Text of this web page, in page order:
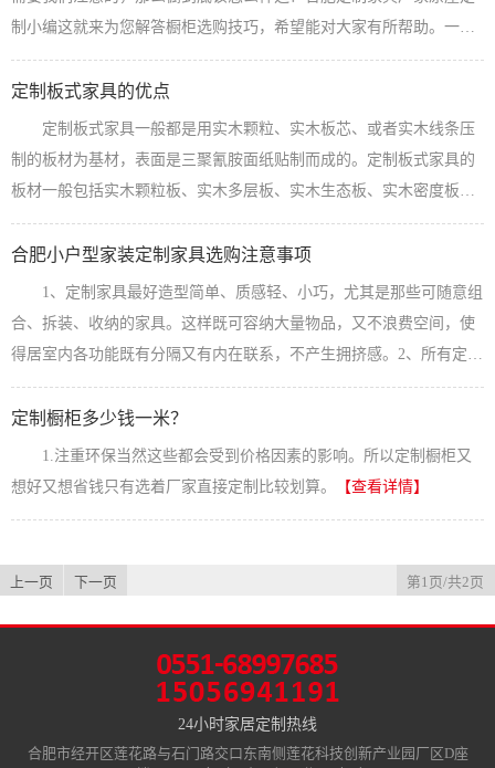
个轨道的内里很容易产生垃圾碎屑，这样...【查看详情】
制小编这就来为您解答橱柜选购技巧，希望能对大家有所帮助。一、
橱柜的结构介绍：橱柜按功能可分为上柜、下柜和台面。其中，上柜
包括柜子、门、铰链和拉手，下柜包括抽屉、五金等。按材料分，橱
柜分为门板、柜体、五金件和台面。门板：门板的选购根据整体家装
风格来定注意事项。美式、新中式、简欧等风格，一统原屋定制建议
使用性价比高的模压板或是高档的实木...
【查看详情】
定制板式家具的优点
定制板式家具一般都是用实木颗粒、实木板芯、或者实木线条压
制的板材为基材，表面是三聚氰胺面纸贴制而成的。定制板式家具的
板材一般包括实木颗粒板、实木多层板、实木生态板、实木密度板，
比起纯实木定制优点具有如下特点：1、可拆卸性较强 定制板式家
具部件的结合通常采用各种金属五金件廉洁，装配和拆卸都十分方
便，加工精度高的定制家具可以多次拆卸安装，方便物流运输。 2、
造型富于变化，外观时尚 因为具有多种贴面，颜色和质地方面的
变化可给人以各种不同的感受。在外... 【查看详情】
合肥小户型家装定制家具选购注意事项
1、定制家具最好造型简单、质感轻、小巧，尤其是那些可随意组
合、拆装、收纳的家具。这样既可容纳大量物品，又不浪费空间，使
得居室内各功能既有分隔又有内在联系，不产生拥挤感。2、所有定制
家具都尽量无把手和腿脚，防止裸露过多。多利用墙壁安置活动架和
贮藏柜，使房间显得宽敞。3、少用大的定制家具。不要在有限空间内
放置高大的家具摆设，这样会使房间显得更小。如果大型家具十分需
要，放置在角落里为好。4、多购置收纳式定制橱柜，使空间具有更强
定制橱柜多少钱一米？
1.注重环保当然这些都会受到价格因素的影响。所以定制橱柜又
想好又想省钱只有选着厂家直接定制比较划算。
【查看详情】
上一页 下一页 第1页/共2页
24小时家居定制热线
合肥市经开区莲花路与石门路交口东南侧莲花科技创新产业园厂区D座